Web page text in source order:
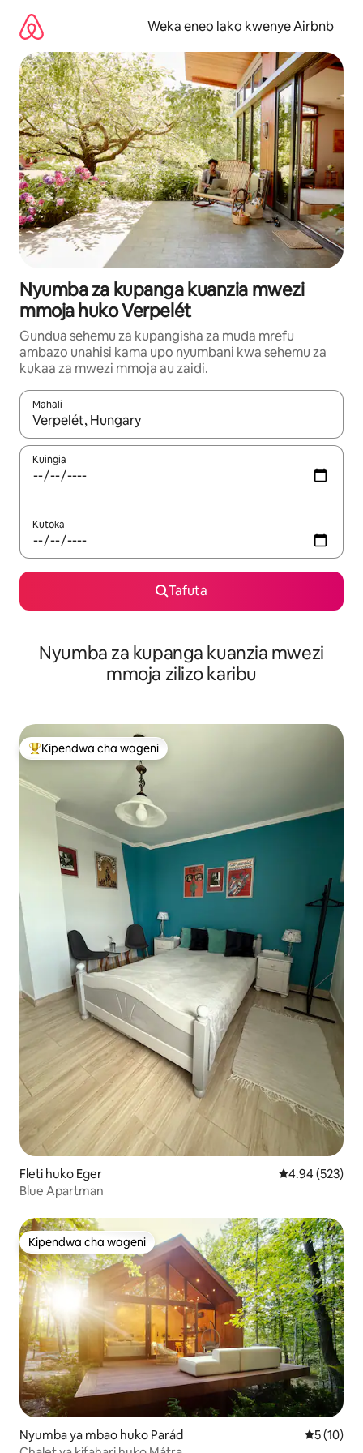
kwenda
kwenye
maudhui
Weka eneo lako kwenye Airbnb
Nyumba za kupanga kuanzia mwezi
mmoja huko Verpelét
Gundua sehemu za kupangisha za muda mrefu
ambazo unahisi kama upo nyumbani kwa sehemu za
kukaa za mwezi mmoja au zaidi.
Mahali
Wakati matokeo yanapatikana, vinjari kwa kutumia vitufe vya
Kuingia
Kutoka
Tafuta
Nyumba za kupanga kuanzia mwezi
mmoja zilizo karibu
Kipendwa maarufu cha wageni
Kipendwa cha wageni
Fleti huko Eger Ukadiriaji wa
4.94 (523)
Blue Apartman
Kipendwa cha wageni
Kipendwa cha wageni
Nyumba ya mbao huko Parád Ukadiriaji
5 (10)